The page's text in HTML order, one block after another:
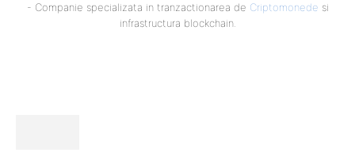
- Companie specializata in tranzactionarea de Criptomonede si
infrastructura blockchain.